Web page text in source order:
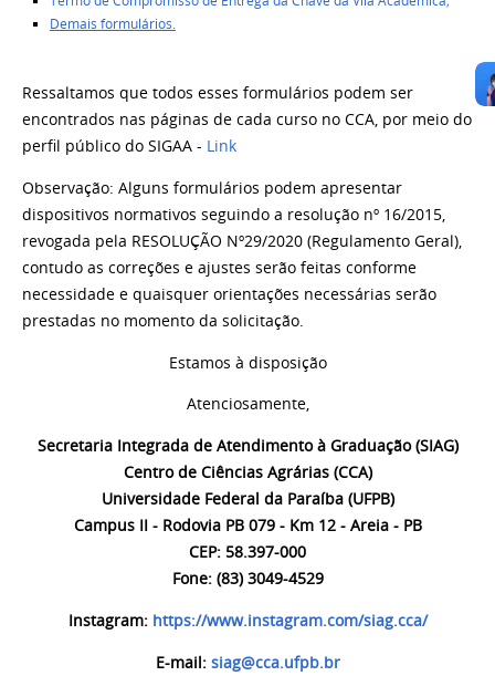
Demais formulários.
Ressaltamos que todos esses formulários podem ser
encontrados nas páginas de cada curso no CCA, por meio do
perfil público do SIGAA - Link
Observação: Alguns formulários podem apresentar
dispositivos normativos seguindo a resolução nº 16/2015,
revogada pela RESOLUÇÃO Nº29/2020 (Regulamento Geral),
contudo as correções e ajustes serão feitas conforme
necessidade e quaisquer orientações necessárias serão
prestadas no momento da solicitação.
Estamos à disposição
Atenciosamente,
Secretaria Integrada de Atendimento à Graduação (SIAG)
Centro de Ciências Agrárias (CCA)
Universidade Federal da Paraíba (UFPB)
Campus II - Rodovia PB 079 - Km 12 - Areia - PB
CEP: 58.397-000
Fone: (83) 3049-4529
Instagram: https://www.instagram.com/siag.cca/
E-mail: siag@cca.ufpb.br